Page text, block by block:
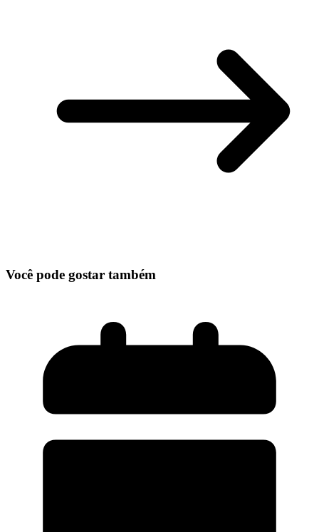
Você pode gostar também